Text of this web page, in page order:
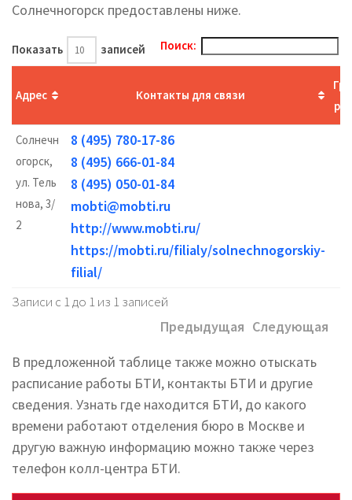
Солнечногорск предоставлены ниже.
Показать записей Поиск:
Адрес Контакты для связи
Солнечн
огорск,
ул. Тель
нова, 3/
2
8 (495) 780-17-86
8 (495) 666-01-84
8 (495) 050-01-84
mobti@mobti.ru
http://www.mobti.ru/
https://mobti.ru/filialy/solnechnogorskiy-
filial/
Записи с 1 до 1 из 1 записей
Предыдущая Следующая
В предложенной таблице также можно отыскать
расписание работы БТИ, контакты БТИ и другие
сведения. Узнать где находится БТИ, до какого
времени работают отделения бюро в Москве и
другую важную информацию можно также через
телефон колл-центра БТИ.